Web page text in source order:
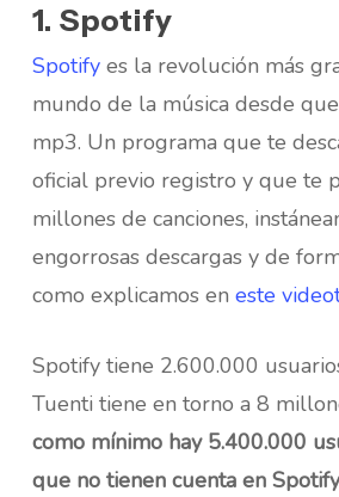
1. Spotify
Spotifyes la revolución más
mundo de la música desde
mp3. Un programa que te
oficial previo registro y que te
millones de canciones,
engorrosas descargas y de
como explicamos en este
Spotify tiene 2.600.000
Tuenti tiene en torno a 8
como mínimo hay 5.400.000
que no tienen cuenta en Spotify